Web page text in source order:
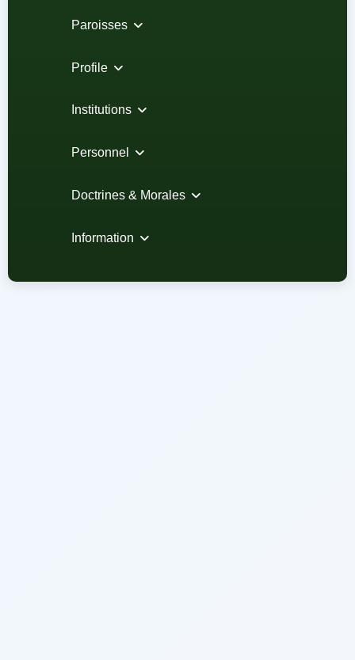
Paroisses
Profile
Institutions
Personnel
Doctrines & Morales
Information